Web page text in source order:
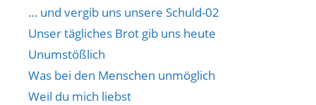
… und vergib uns unsere Schuld-02
Unser tägliches Brot gib uns heute
Unumstößlich
Was bei den Menschen unmöglich
Weil du mich liebst